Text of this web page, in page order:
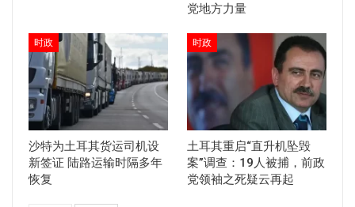
党地方力量
时政
沙特为土耳其货运司机设
新签证 陆路运输时隔多年
恢复
时政
土耳其重启“直升机坠毁
案”调查：19人被捕，前政
党领袖之死疑云再起